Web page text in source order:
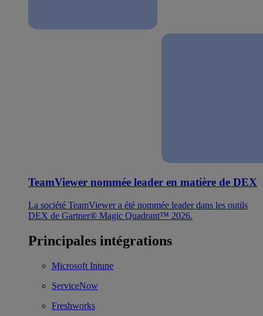
TeamViewer nommée leader en matière de DEX
La société TeamViewer a été nommée leader dans les outils
DEX de Gartner® Magic Quadrant™ 2026.
Principales intégrations
Microsoft Intune
ServiceNow
Freshworks